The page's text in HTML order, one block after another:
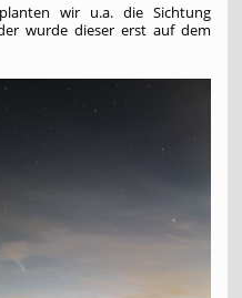
wir u.a. die Sichtung
wurde dieser erst auf dem